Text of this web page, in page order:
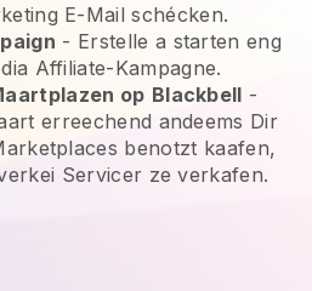
E-Mail schécken.
- Erstelle a starten eng
Affiliate-Kampagne.
op Blackbell -
erreechend andeems Dir
benotzt kaafen,
Servicer ze verkafen.